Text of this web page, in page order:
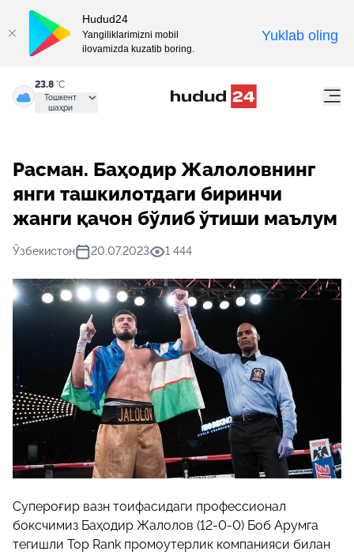
23.8 °C
Тошкент
шаҳри
Расман. Баҳодир Жалоловнинг
янги ташкилотдаги биринчи
жанги қачон бўлиб ўтиши маълум
Ўзбекистон 20.07.2023 1 444
Супероғир вазн тоифасидаги профессионал
боксчимиз Баҳодир Жалолов (12-0-0) Боб Арумга
тегишли Top Rank промоутерлик компанияси билан
Hudud24
Yangiliklarimizni mobil
ilovamizda kuzatib boring.
Yuklab oling